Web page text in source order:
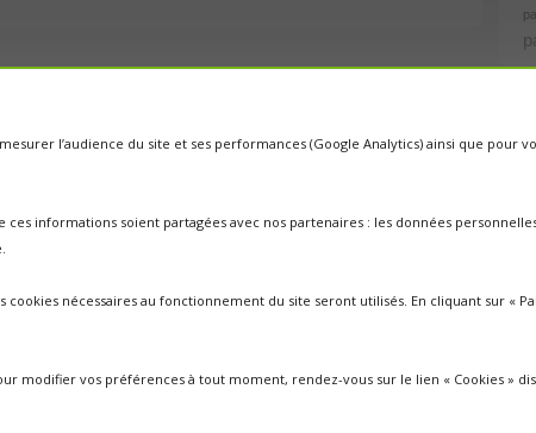
l’audience du site et ses performances (Google Analytics) ainsi que pour
informations soient partagées avec nos partenaires : les données
nécessaires au fonctionnement du site seront utilisés. En cliquant sur «
modifier vos préférences à tout moment, rendez-vous sur le lien « Cookies »